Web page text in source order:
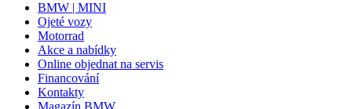
BMW | MINI
Ojeté vozy
Motorrad
Akce a nabídky
Online objednat na servis
Financování
Kontakty